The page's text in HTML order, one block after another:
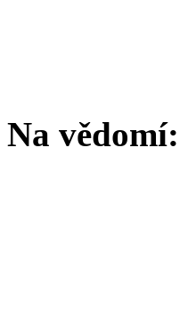
Na vědomí: